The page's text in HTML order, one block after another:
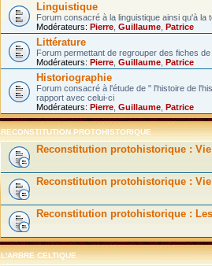
Linguistique
Forum consacré à la linguistique ainsi qu'à la
Modérateurs: Pierre Guillaume Patrice
Littérature
Forum permettant de regrouper des fiches
Modérateurs: Pierre Guillaume Patrice
Historiographie
Forum consacré à l'étude de " l'histoire de
rapport avec celui-ci
Modérateurs: Pierre Guillaume Patrice
RECONSTITUTION PROTOHISTORIQUE
Reconstitution protohistorique :
Reconstitution protohistorique :
Reconstitution protohistorique :
L'ARBRE CELTIQUE